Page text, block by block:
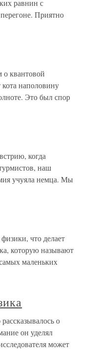
равнин с
Приятно
квантовой
наполовину
Это был спор
когда
наш
учуяла немца. Мы
что делает
которую называют
маленьких
о
он уделял
может